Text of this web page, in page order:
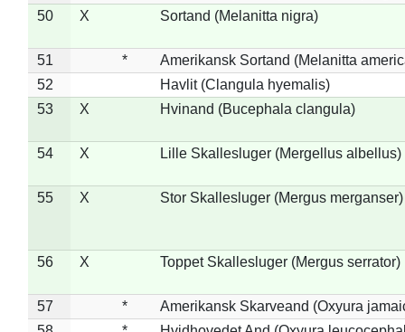
50
X Sortand (Melanitta nigra)
51 *
Amerikansk Sortand (Melanitta
52
Havlit (Clangula hyemalis)
53
X Hvinand (Bucephala clangula)
54 X Lille Skallesluger (Mergellus albellus)
55 X Stor Skallesluger (Mergus merganser)
56 X Toppet Skallesluger (Mergus serrator)
57 *
Amerikansk Skarveand (Oxyura